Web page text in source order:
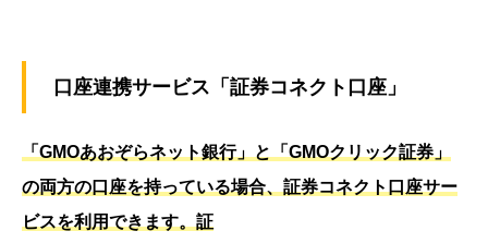
口座連携サービス「証券コネクト口座」
「GMOあおぞらネット銀行」と「GMOクリック証券」
の両方の口座を持っている場合、証券コネクト口座サー
ビスを利用できます。証